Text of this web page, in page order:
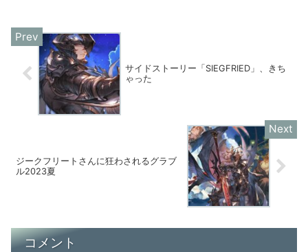
サイドストーリー「SIEGFRIED」、きち
ゃった
ジークフリートさんに狂わされるグラブ
ル2023夏
コメント